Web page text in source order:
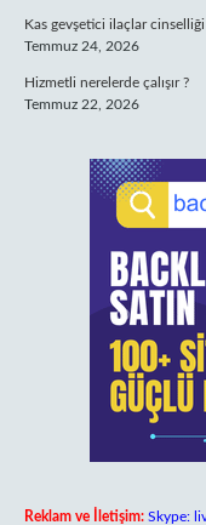
Kas gevşetici ilaçlar
Temmuz 24, 2026
Hizmetli nerelerde çalışır ?
Temmuz 22, 2026
Reklam ve İletişim: Skype: